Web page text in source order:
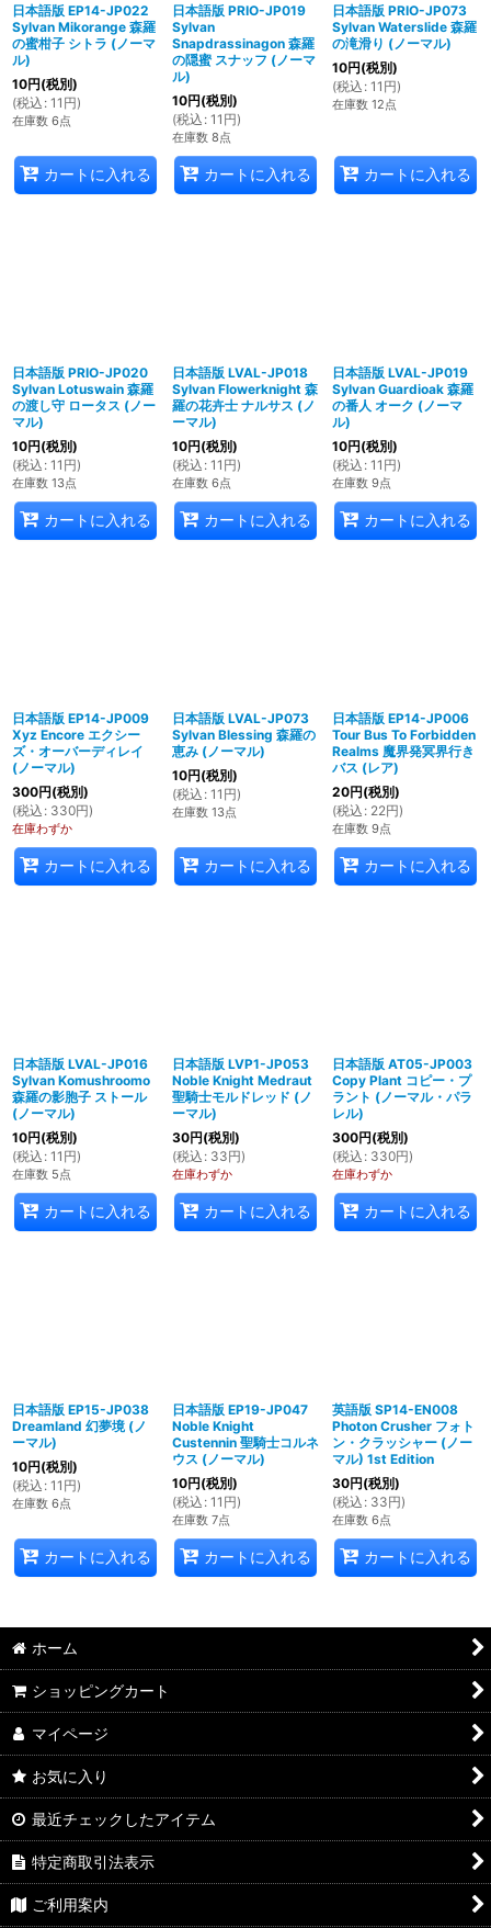
日本語版 EP14-JP022
Sylvan Mikorange 森羅
の蜜柑子 シトラ (ノーマ
ル)
10円(税別)
(税込 : 11 円)
在庫数 6点
カートに入れる
日本語版 PRIO-JP019
Sylvan
Snapdrassinagon 森羅
の隠蜜 スナッフ (ノーマ
ル)
10円(税別)
(税込 : 11 円)
在庫数 8点
カートに入れる
日本語版 PRIO-JP073
Sylvan Waterslide 森羅
の滝滑り (ノーマル)
10円(税別)
(税込 : 11 円)
在庫数 12点
カートに入れる
日本語版 PRIO-JP020
Sylvan Lotuswain 森羅
の渡し守 ロータス (ノー
マル)
10円(税別)
(税込 : 11 円)
在庫数 13点
カートに入れる
日本語版 LVAL-JP018
Sylvan Flowerknight 森
羅の花卉士 ナルサス (ノ
ーマル)
10円(税別)
(税込 : 11 円)
在庫数 6点
カートに入れる
日本語版 LVAL-JP019
Sylvan Guardioak 森羅
の番人 オーク (ノーマ
ル)
10円(税別)
(税込 : 11 円)
在庫数 9点
カートに入れる
日本語版 EP14-JP009
Xyz Encore エクシー
ズ・オーバーディレイ
(ノーマル)
300円(税別)
(税込 : 330円)
在庫わずか
カートに入れる
日本語版 LVAL-JP073
Sylvan Blessing 森羅の
恵み (ノーマル)
10円(税別)
(税込 : 11 円)
在庫数 13点
カートに入れる
日本語版 EP14-JP006
Tour Bus To Forbidden
Realms 魔界発冥界行き
バス (レア)
20円(税別)
(税込 : 22円)
在庫数 9点
カートに入れる
日本語版 LVAL-JP016
Sylvan Komushroomo
森羅の影胞子 ストール
(ノーマル)
10円(税別)
(税込 : 11 円)
在庫数 5点
カートに入れる
日本語版 LVP1-JP053
Noble Knight Medraut
聖騎士モルドレッド (ノ
ーマル)
30円(税別)
(税込 : 33円)
在庫わずか
カートに入れる
日本語版 AT05-JP003
Copy Plant コピー・プ
ラント (ノーマル・パラ
レル)
300円(税別)
(税込 : 330円)
在庫わずか
カートに入れる
日本語版 EP15-JP038
Dreamland 幻夢境 (ノ
ーマル)
10円(税別)
(税込 : 11 円)
在庫数 6点
カートに入れる
日本語版 EP19-JP047
Noble Knight
Custennin 聖騎士コルネ
ウス (ノーマル)
10円(税別)
(税込 : 11 円)
在庫数 7点
カートに入れる
英語版 SP14-EN008
Photon Crusher フォト
ン・クラッシャー (ノー
マル) 1st Edition
30円(税別)
(税込 : 33円)
在庫数 6点
カートに入れる
ホーム
ショッピングカート
マイページ
お気に入り
最近チェックしたアイテム
特定商取引法表示
ご利用案内